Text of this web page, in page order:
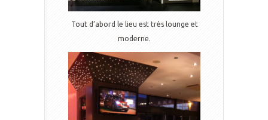
Tout d’abord le lieu est très lounge et
moderne.